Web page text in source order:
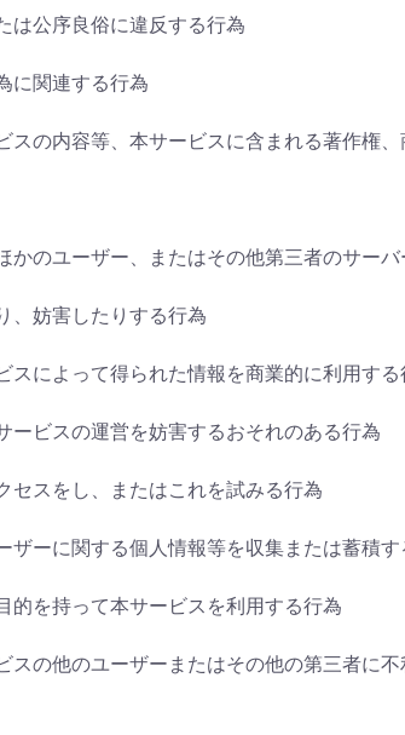
は公序良俗に違反する行為
に関連する行為
スの内容等、本サービスに含まれる著作権
かのユーザー、またはその他第三者のサー
、妨害したりする行為
スによって得られた情報を商業的に利用する
ービスの運営を妨害するおそれのある行為
セスをし、またはこれを試みる行為
ザーに関する個人情報等を収集または蓄積す
的を持って本サービスを利用する行為
スの他のユーザーまたはその他の第三者に